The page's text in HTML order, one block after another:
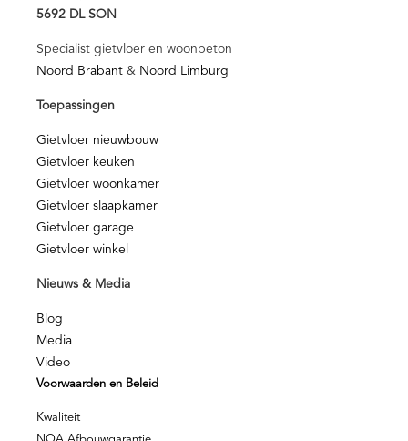
5692 DL SON
Specialist gietvloer en woonbeton
Noord Brabant & Noord Limburg
Toepassingen
Gietvloer nieuwbouw
Gietvloer keuken
Gietvloer woonkamer
Gietvloer slaapkamer
Gietvloer garage
Gietvloer winkel
Nieuws & Media
Blog
Media
Video
Voorwaarden en Beleid
Kwaliteit